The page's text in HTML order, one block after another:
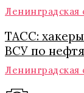
Ленинградская
ТАСС:
ВСУ по
Ленинградская